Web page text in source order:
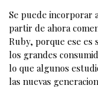
Se puede incorporar
partir de ahora
Ruby, porque ese es
los grandes
lo que algunos
las nuevas